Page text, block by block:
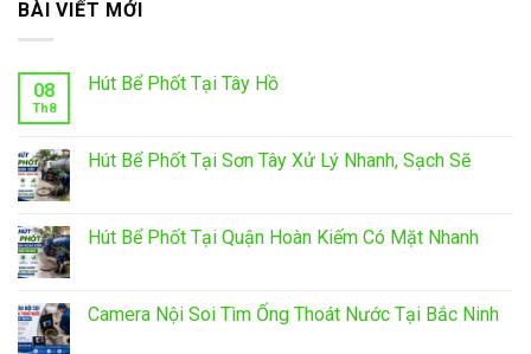
BÀI VIẾT MỚI
08
Th8
Hút Bể Phốt Tại Tây Hồ
Hút Bể Phốt Tại Sơn Tây Xử Lý Nhanh, Sạch Sẽ
Hút Bể Phốt Tại Quận Hoàn Kiếm Có Mặt Nhanh
Camera Nội Soi Tìm Ống Thoát Nước Tại Bắc Ninh